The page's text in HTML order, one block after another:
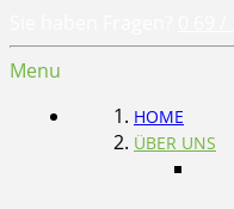
Menu
HOME
ÜBER UNS